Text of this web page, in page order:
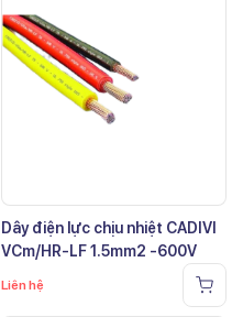
Dây điện lực chịu nhiệt CADIVI
VCm/HR-LF 1.5mm2 -600V
Liên hệ